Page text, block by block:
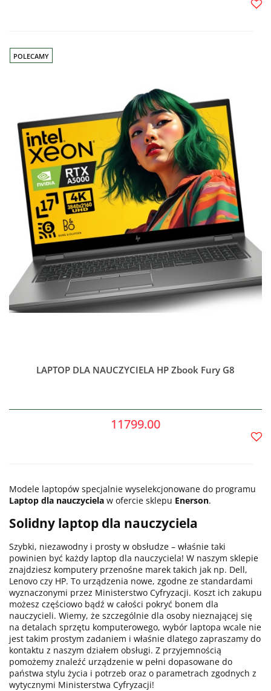
POLECAMY
LAPTOP DLA NAUCZYCIELA HP Zbook Fury G8
11799.00
Modele laptopów specjalnie wyselekcjonowane do programu
Laptop dla nauczyciela w ofercie sklepu Enerson.
Solidny laptop dla nauczyciela
Szybki, niezawodny i prosty w obsłudze – właśnie taki
powinien być każdy laptop dla nauczyciela! W naszym sklepie
znajdziesz komputery przenośne marek takich jak np. Dell,
Lenovo czy HP. To urządzenia nowe, zgodne ze standardami
wyznaczonymi przez Ministerstwo Cyfryzacji. Koszt ich zakupu
możesz częściowo bądź w całości pokryć bonem dla
nauczycieli. Wiemy, że szczególnie dla osoby nieznającej się
na detalach sprzętu komputerowego, wybór laptopa wcale nie
jest takim prostym zadaniem i właśnie dlatego zapraszamy do
kontaktu z naszym działem obsługi. Z przyjemnością
pomożemy znaleźć urządzenie w pełni dopasowane do
państwa stylu życia i potrzeb oraz o parametrach zgodnych z
wytycznymi Ministerstwa Cyfryzacji!